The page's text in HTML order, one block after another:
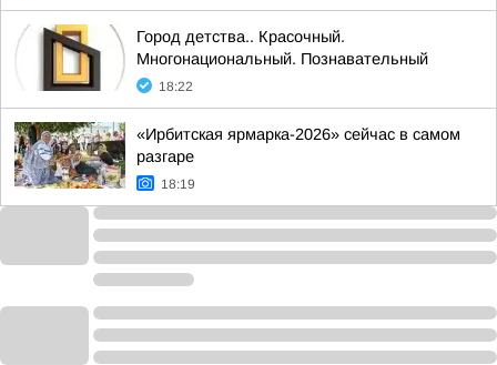
Город детства.. Красочный.
Многонациональный. Познавательный
18:22
«Ирбитская ярмарка-2026» сейчас в самом
разгаре
18:19